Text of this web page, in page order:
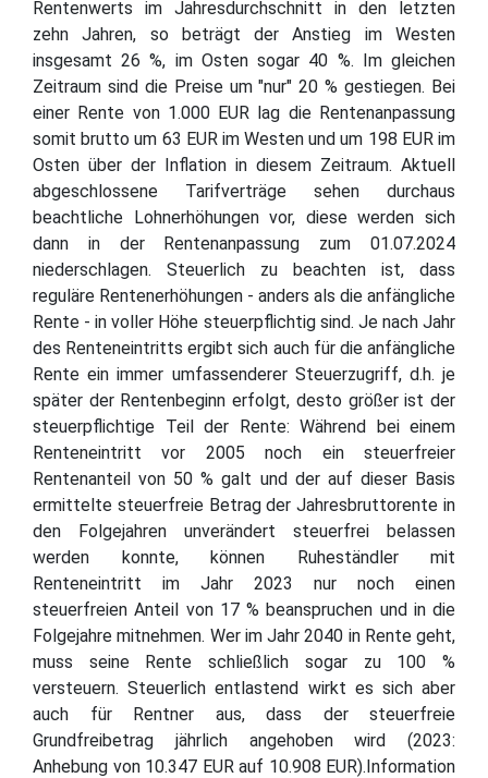
Rentenwerts im Jahresdurchschnitt in den letzten
zehn Jahren, so beträgt der Anstieg im Westen
insgesamt 26 %, im Osten sogar 40 %. Im gleichen
Zeitraum sind die Preise um "nur" 20 % gestiegen. Bei
einer Rente von 1.000 EUR lag die Rentenanpassung
somit brutto um 63 EUR im Westen und um 198 EUR im
Osten über der Inflation in diesem Zeitraum. Aktuell
abgeschlossene Tarifverträge sehen durchaus
beachtliche Lohnerhöhungen vor, diese werden sich
dann in der Rentenanpassung zum 01.07.2024
niederschlagen. Steuerlich zu beachten ist, dass
reguläre Rentenerhöhungen - anders als die anfängliche
Rente - in voller Höhe steuerpflichtig sind. Je nach Jahr
des Renteneintritts ergibt sich auch für die anfängliche
Rente ein immer umfassenderer Steuerzugriff, d.h. je
später der Rentenbeginn erfolgt, desto größer ist der
steuerpflichtige Teil der Rente: Während bei einem
Renteneintritt vor 2005 noch ein steuerfreier
Rentenanteil von 50 % galt und der auf dieser Basis
ermittelte steuerfreie Betrag der Jahresbruttorente in
den Folgejahren unverändert steuerfrei belassen
werden konnte, können Ruheständler mit
Renteneintritt im Jahr 2023 nur noch einen
steuerfreien Anteil von 17 % beanspruchen und in die
Folgejahre mitnehmen. Wer im Jahr 2040 in Rente geht,
muss seine Rente schließlich sogar zu 100 %
versteuern. Steuerlich entlastend wirkt es sich aber
auch für Rentner aus, dass der steuerfreie
Grundfreibetrag jährlich angehoben wird (2023:
Anhebung von 10.347 EUR auf 10.908 EUR).Information